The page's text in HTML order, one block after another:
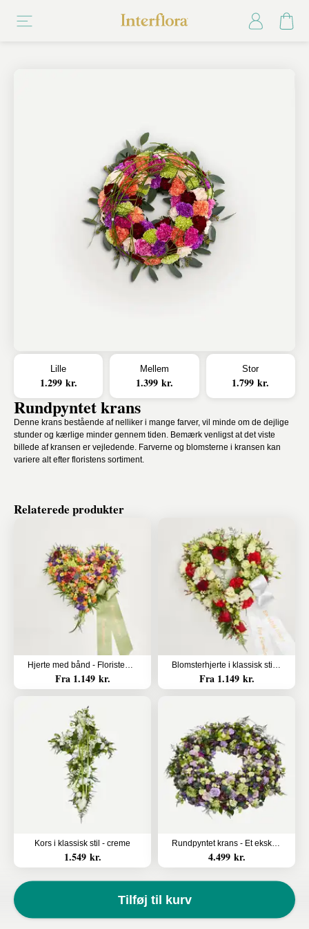
Lille
1.299 kr.
Mellem
1.399 kr.
Stor
1.799 kr.
Rundpyntet krans
Denne krans bestående af nelliker i mange farver, vil minde om de dejlige
stunder og kærlige minder gennem tiden. Bemærk venligst at det viste
billede af kransen er vejledende. Farverne og blomsterne i kransen kan
variere alt efter floristens sortiment.
Relaterede produkter
Hjerte med bånd - Floristens kreative valg
Fra 1.149 kr.
Blomsterhjerte i klassisk stil med bånd
Fra 1.149 kr.
Kors i klassisk stil - creme
1.549 kr.
Rundpyntet krans - Et eksklusivt farvel
4.499 kr.
Tilføj til kurv